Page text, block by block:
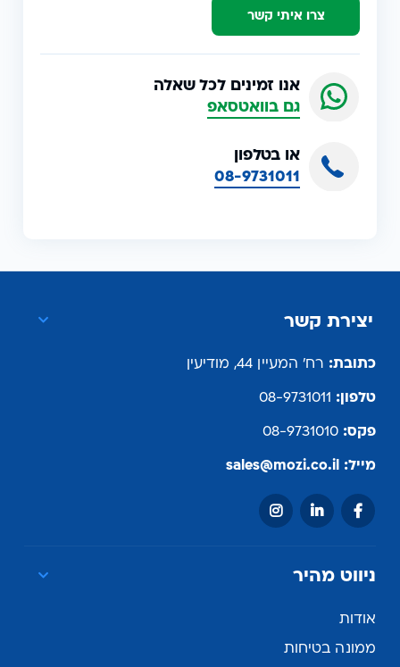
צרו איתי קשר
אנו זמינים לכל שאלה
גם בוואטסאפ
או בטלפון
08-9731011
יצירת קשר
כתובת: רח' המעיין 44, מודיעין
טלפון: 08-9731011
פקס: 08-9731010
מייל: sales@mozi.co.il
ניווט מהיר
אודות
ממונה בטיחות